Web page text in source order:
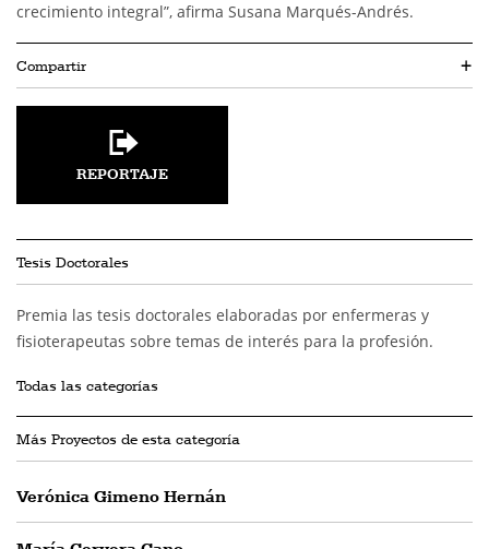
crecimiento integral”, afirma Susana Marqués-Andrés.
Compartir +
REPORTAJE
Tesis Doctorales
Premia las tesis doctorales elaboradas por enfermeras y
fisioterapeutas sobre temas de interés para la profesión.
Todas las categorías
Más Proyectos de esta categoría
Verónica Gimeno Hernán